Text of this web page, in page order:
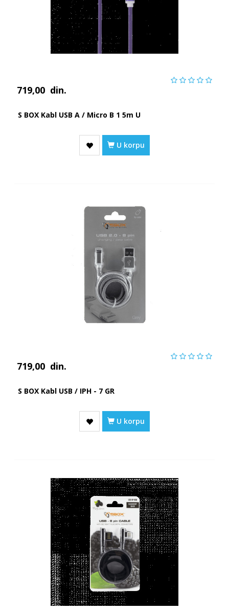
719,00 din.
S BOX Kabl USB A / Micro B 1 5m U
U korpu
719,00 din.
S BOX Kabl USB / IPH - 7 GR
U korpu